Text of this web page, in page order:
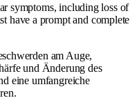
symptoms, including loss of
have a prompt and complete
am Auge,
und Änderung des
eine umfangreiche